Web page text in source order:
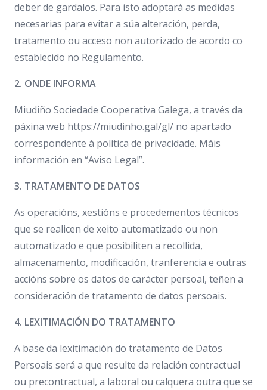
deber de gardalos. Para isto adoptará as medidas
necesarias para evitar a súa alteración, perda,
tratamento ou acceso non autorizado de acordo co
establecido no Regulamento.
2. ONDE INFORMA
Miudiño Sociedade Cooperativa Galega, a través da
páxina web https://miudinho.gal/gl/ no apartado
correspondente á política de privacidade. Máis
información en “Aviso Legal”.
3. TRATAMENTO DE DATOS
As operacións, xestións e procedementos técnicos
que se realicen de xeito automatizado ou non
automatizado e que posibiliten a recollida,
almacenamento, modificación, tranferencia e outras
accións sobre os datos de carácter persoal, teñen a
consideración de tratamento de datos persoais.
4. LEXITIMACIÓN DO TRATAMENTO
A base da lexitimación do tratamento de Datos
Persoais será a que resulte da relación contractual
ou precontractual, a laboral ou calquera outra que se